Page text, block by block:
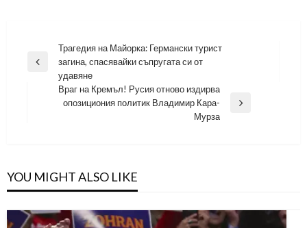
Навигация
Previous
Трагедия на Майорка: Германски турист
загина, спасявайки съпругата си от
удавяне
Враг на Кремъл! Русия отново издирва
опозициония политик Владимир Кара-
Мурза
YOU MIGHT ALSO LIKE